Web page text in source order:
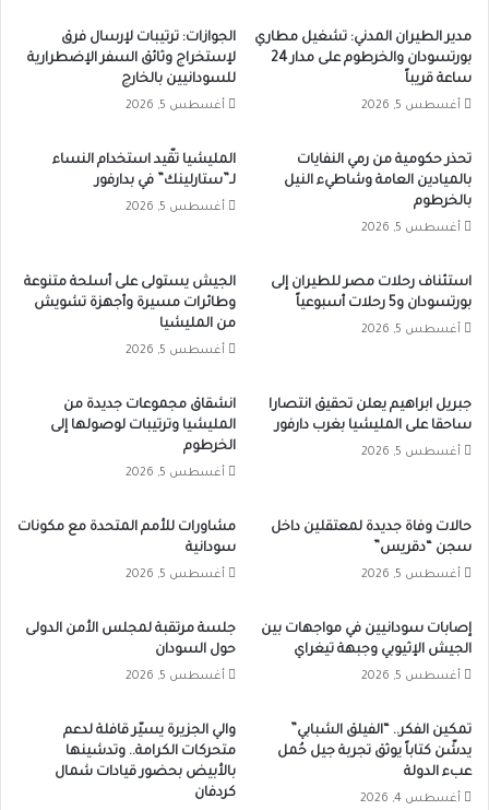
مدير الطيران المدني: تشغيل مطاري
بورتسودان والخرطوم على مدار 24
ساعة قريباً
أغسطس 5, 2026
الجوازات: ترتيبات لإرسال فرق
لإستخراج وثائق السفر الإضطرارية
للسودانيين بالخارج
أغسطس 5, 2026
تحذر حكومية من رمي النفايات
بالميادين العامة وشاطيء النيل
بالخرطوم
أغسطس 5, 2026
المليشيا تقّيد استخدام النساء
لـ”ستارلينك” في بدارفور
أغسطس 5, 2026
استئناف رحلات مصر للطيران إلى
بورتسودان و5 رحلات أسبوعياً
أغسطس 5, 2026
الجيش يستولى على أسلحة متنوعة
وطائرات مسيرة وأجهزة تشويش
من المليشيا
أغسطس 5, 2026
جبريل ابراهيم يعلن تحقيق انتصارا
ساحقا على المليشيا بغرب دارفور
أغسطس 5, 2026
انشقاق مجموعات جديدة من
المليشيا وترتيبات لوصولها إلى
الخرطوم
أغسطس 5, 2026
حالات وفاة جديدة لمعتقلين داخل
سجن “دقريس”
أغسطس 5, 2026
مشاورات للأمم المتحدة مع مكونات
سودانية
أغسطس 5, 2026
إصابات سودانيين في مواجهات بين
الجيش الإثيوبي وجبهة تيغراي
أغسطس 5, 2026
جلسة مرتقبة لمجلس الأمن الدولى
حول السودان
أغسطس 5, 2026
تمكين الفكر.. “الفيلق الشبابي”
يدشّن كتاباً يوثق تجربة جيل حُمل
عبء الدولة
أغسطس 4, 2026
والي الجزيرة يسيّر قافلة لدعم
متحركات الكرامة.. وتدشينها
بالأبيض بحضور قيادات شمال
كردفان